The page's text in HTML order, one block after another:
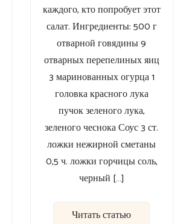
каждого, кто попробует этот
салат. Ингредиенты: 500 г
отварной говядины 9
отварных перепелиных яиц
3 маринованных огурца 1
головка красного лука
пучок зеленого лука,
зеленого чеснока Соус 3 ст.
ложки нежирной сметаны
0,5 ч. ложки горчицы соль,
черный […]
Читать статью